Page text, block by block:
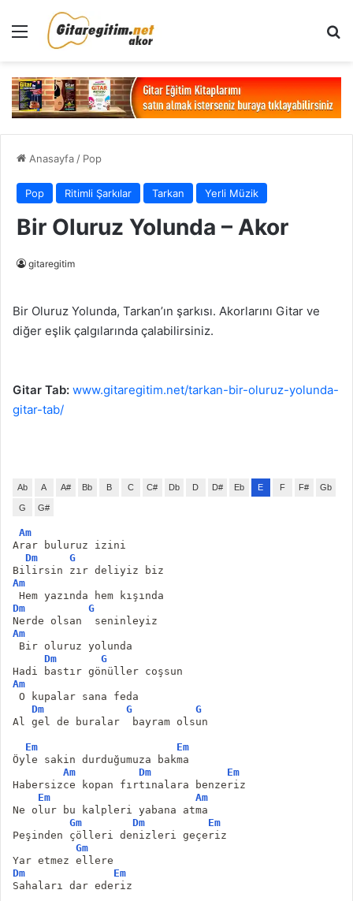
Menü
Anasayfa / Pop
Pop Ritimli Şarkılar Tarkan Yerli Müzik
Bir Oluruz Yolunda – Akor
gitaregitim
Bir Oluruz Yolunda, Tarkan’ın şarkısı. Akorlarını Gitar ve
diğer eşlik çalgılarında çalabilirsiniz.
Gitar Tab: www.gitaregitim.net/tarkan-bir-oluruz-yolunda-
gitar-tab/
Ab A A# Bb B C C# Db D D# Eb E F F# Gb
G G#
Am
Arar buluruz izini
Dm
G
Bilirsin zır deliyiz biz
Am
Hem yazında hem kışında
Dm
G
Nerde olsan  seninleyiz
Am
Bir oluruz yolunda
Dm
G
Hadi bastır gönüller coşsun
Am
O kupalar sana feda
Dm
G
G
Al gel de buralar  bayram olsun
Em
Em
Öyle sakin durduğumuza bakma
Am
Dm
Em
Habersizce kopan fırtınalara benzeriz
Em
Am
Ne olur bu kalpleri yabana atma
Gm
Dm
Em
Peşinden çölleri denizleri geçeriz
Gm
Yar etmez ellere
Dm
Em
Sahaları dar ederiz